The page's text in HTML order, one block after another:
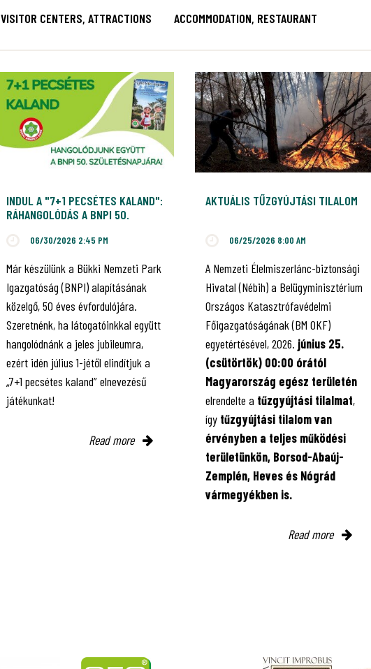
VISITOR CENTERS, ATTRACTIONS ACCOMMODATION, RESTAURANT
INDUL A "7+1 PECSÉTES KALAND":
RÁHANGOLÓDÁS A BNPI 50.
06/30/2026 2:45 PM
Már készülünk a Bükki Nemzeti Park
Igazgatóság (BNPI) alapításának
közelgő, 50 éves évfordulójára.
Szeretnénk, ha látogatóinkkal együtt
hangolódnánk a jeles jubileumra,
ezért idén július 1-jétől elindítjuk a
„7+1 pecsétes kaland” elnevezésű
játékunkat!
Read more
AKTUÁLIS TŰZGYÚJTÁSI TILALOM
06/25/2026 8:00 AM
A Nemzeti Élelmiszerlánc-biztonsági
Hivatal (Nébih) a Belügyminisztérium
Országos Katasztrófavédelmi
Főigazgatóságának (BM OKF)
egyetértésével, 2026. június 25.
(csütörtök) 00:00 órától
Magyarország egész területén
elrendelte a tűzgyújtási tilalmat,
így tűzgyújtási tilalom van
érvényben a teljes működési
területünkön, Borsod-Abaúj-
Zemplén, Heves és Nógrád
vármegyékben is.
Read more